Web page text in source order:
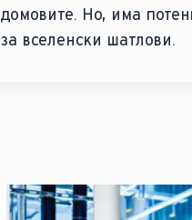
домовите. Но, има
за вселенски шатлови.